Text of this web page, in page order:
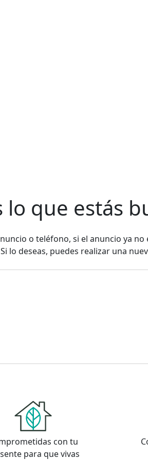
que estás
o teléfono, si el anuncio ya
lo deseas, puedes realizar una
con tu
para que vivas